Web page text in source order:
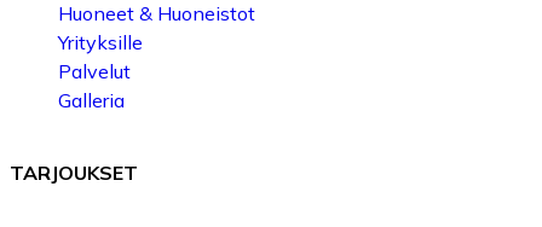
Huoneet & Huoneistot
Yrityksille
Palvelut
Galleria
TARJOUKSET